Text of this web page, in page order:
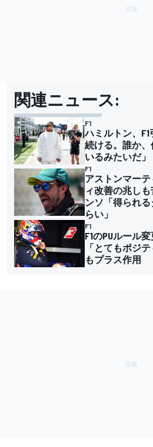
関連ニュース:
F1
ハミルトン、
続ける。誰か
いるみたいだ」
F1
アストンマー
ィ改善の兆し
ンソ「得られ
らい」
F1
F1のPUルール
「とてもポジ
もプラス作用